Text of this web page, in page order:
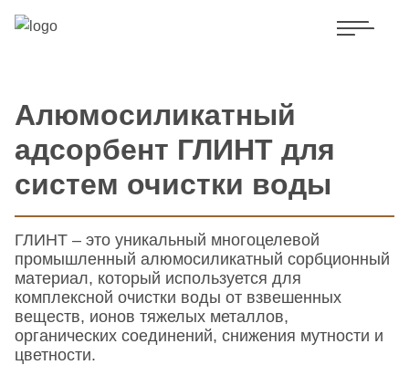
Алюмосиликатный
адсорбент ГЛИНТ для
систем очистки воды
ГЛИНТ – это уникальный многоцелевой
промышленный алюмосиликатный сорбционный
материал, который используется для
комплексной очистки воды от взвешенных
веществ, ионов тяжелых металлов,
органических соединений, снижения мутности и
цветности.